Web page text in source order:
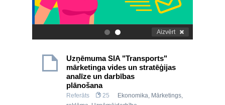
. Aizvērt
Uzņēmuma SIA "Transports"
mārketinga vides un stratēģijas
analīze un darbības
plānošana
Referāts 25 Ekonomika, Mārketings,